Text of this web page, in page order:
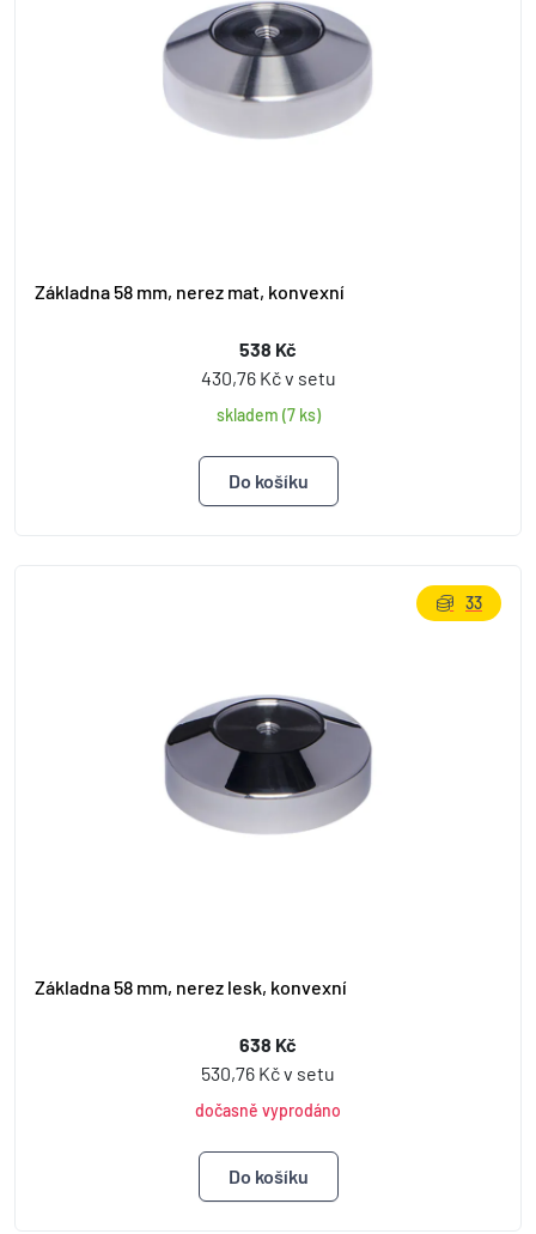
Základna 58 mm, nerez mat, konvexní
538 Kč
430,76 Kč v setu
skladem (7 ks)
Základna 58 mm, nerez lesk, konvexní
638 Kč
530,76 Kč v setu
dočasně vyprodáno
33